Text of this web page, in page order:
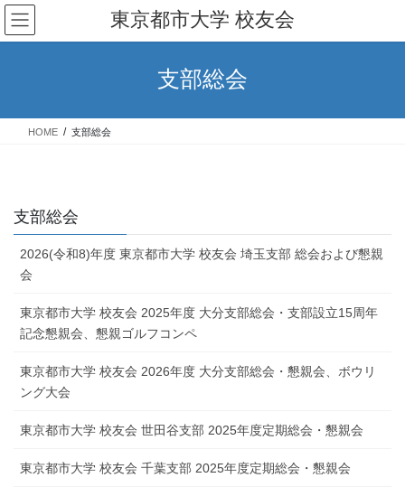
コ
ン
テ
ス
ナ
ビ
ゲ
ン
東京都市大学 校友会
支部総会
HOME 支部総会
支部総会
2026(令和8)年度 東京都市大学 校友会 埼玉支部 総会および懇親
会
東京都市大学 校友会 2025年度 大分支部総会・支部設立15周年
記念懇親会、懇親ゴルフコンペ
東京都市大学 校友会 2026年度 大分支部総会・懇親会、ボウリ
ング大会
東京都市大学 校友会 世田谷支部 2025年度定期総会・懇親会
東京都市大学 校友会 千葉支部 2025年度定期総会・懇親会